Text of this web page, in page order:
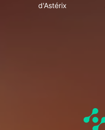
d'Astérix